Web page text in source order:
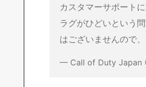
カスタマーサポート
ラグがひどいという
はございませんので
— Call of Duty Japan